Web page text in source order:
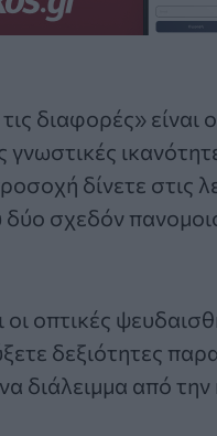
διαφορές» είναι
γνωστικές
δίνετε στις
σχεδόν
οι οπτικές
δεξιότητες
διάλειμμα από την